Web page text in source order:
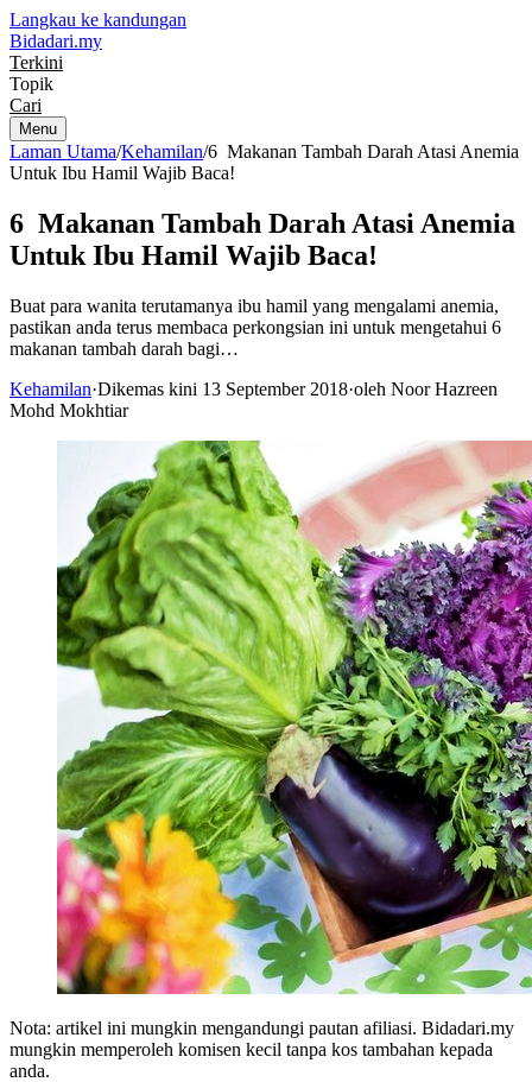
Langkau ke kandungan
Bidadari.my
Terkini
Topik
Cari
Menu
Laman Utama/Kehamilan/6 Makanan Tambah Darah Atasi Anemia
Untuk Ibu Hamil Wajib Baca!
6 Makanan Tambah Darah Atasi Anemia
Untuk Ibu Hamil Wajib Baca!
Buat para wanita terutamanya ibu hamil yang mengalami anemia,
pastikan anda terus membaca perkongsian ini untuk mengetahui 6
makanan tambah darah bagi…
Kehamilan·Dikemas kini 13 September 2018·oleh Noor Hazreen
Mohd Mokhtiar
Nota: artikel ini mungkin mengandungi pautan afiliasi. Bidadari.my
mungkin memperoleh komisen kecil tanpa kos tambahan kepada
anda.